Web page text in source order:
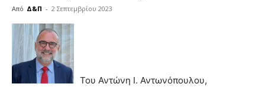
Από Δ&Π - 2 Σεπτεμβρίου 2023
blonde
lesbians
hot
cam
Του Αντώνη Ι. Αντωνόπουλου,